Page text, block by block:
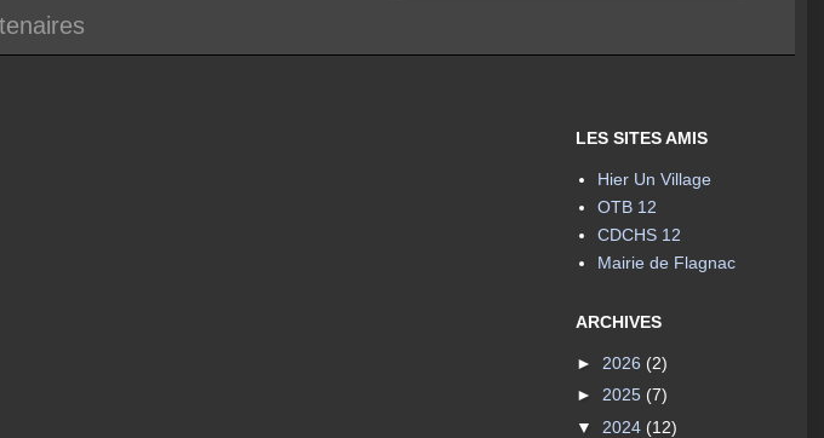
LES SITES AMIS
Hier Un Village
OTB 12
CDCHS 12
Mairie de Flagnac
ARCHIVES
► 2026 (2)
► 2025 (7)
▼ 2024 (12)